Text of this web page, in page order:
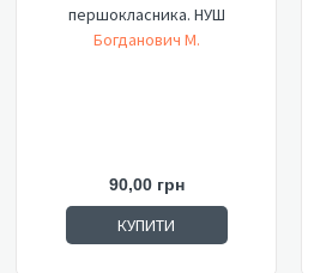
першокласника. НУШ
Богданович М.
90,00 грн
КУПИТИ